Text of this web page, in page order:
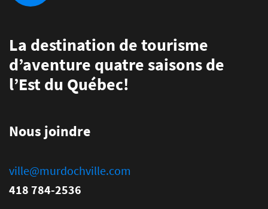
La destination de tourisme
d’aventure quatre saisons de
l’Est du Québec!
Nous joindre
ville@murdochville.com
418 784-2536